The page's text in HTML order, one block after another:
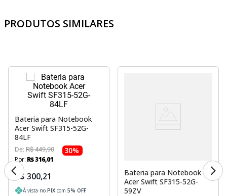
PRODUTOS SIMILARES
Bateria para Notebook
Acer Swift SF315-52G-
84LF
De: R$ 449,90 30%
Por: R$316,01
R$ 300,21
À vista no PIX com 5% OFF
Bateria para Notebook
Acer Swift SF315-52G-
59ZV